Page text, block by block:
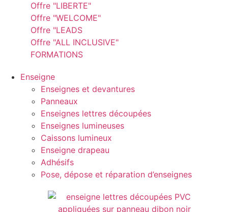
Offre "LIBERTE"
Offre "WELCOME"
Offre "LEADS
Offre "ALL INCLUSIVE"
FORMATIONS
Enseigne
Enseignes et devantures
Panneaux
Enseignes lettres découpées
Enseignes lumineuses
Caissons lumineux
Enseigne drapeau
Adhésifs
Pose, dépose et réparation d’enseignes